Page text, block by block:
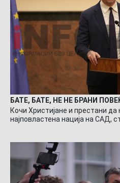
БАТЕ, БАТЕ, НЕ НЕ БРАНИ
Кочи Христијане и престани
најповластена нација на САД,